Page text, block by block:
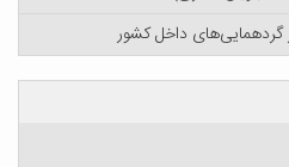
داخل کشور